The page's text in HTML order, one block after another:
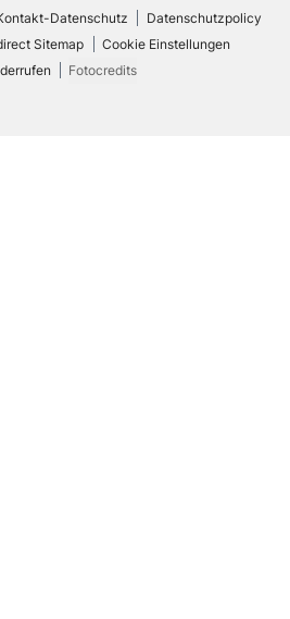
Datenschutz
Datenschutzpolicy
Sitemap
Cookie Einstellungen
Fotocredits